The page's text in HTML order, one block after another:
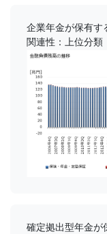
企業年金が保有す
関連性：上位分類
確定拠出型年金が